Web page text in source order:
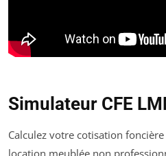
Simulateur CFE
Calculez votre cotisation